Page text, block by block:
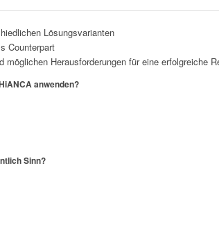
Lösungsvarianten
Counterpart
Herausforderungen für eine erfolgreiche
anwenden?
Sinn?